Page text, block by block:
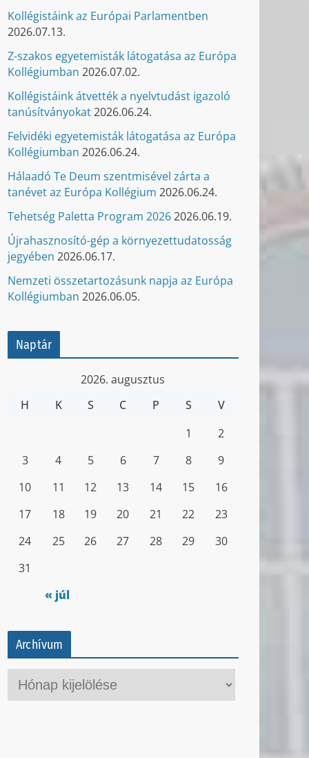
Kollégistáink az Európai Parlamentben
2026.07.13.
Z-szakos egyetemisták látogatása az Európa
Kollégiumban 2026.07.02.
Kollégistáink átvették a nyelvtudást igazoló
tanúsítványokat2026.06.24.
Felvidéki egyetemisták látogatása az Európa
Kollégiumban 2026.06.24.
Hálaadó Te Deum szentmisével zárta a
tanévet az Európa Kollégium 2026.06.24.
Tehetség Paletta Program 20262026.06.19.
Újrahasznosító-gép a környezettudatosság
jegyében 2026.06.17.
Nemzeti összetartozásunk napja az Európa
Kollégiumban 2026.06.05.
Naptár
2026. augusztus
H
K S C P S V
« júl
1
2
3
4 5 6 7 8
9
10
11 12 13 14 15
16
17
18 19 20 21 22
23
24
25 26 27 28 29
30
31
Archívum
r